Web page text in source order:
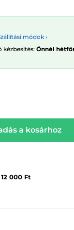
módok ›
kézbesítés: Önnél
a kosárhoz
12 000 Ft